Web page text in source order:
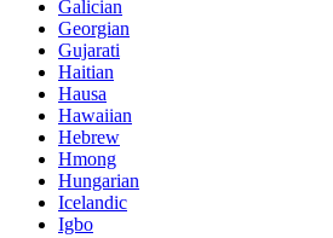
Galician
Georgian
Gujarati
Haitian
Hausa
Hawaiian
Hebrew
Hmong
Hungarian
Icelandic
Igbo